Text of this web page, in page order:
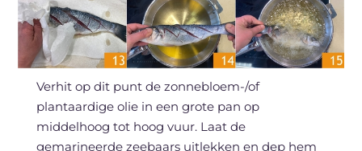
Verhit op dit punt de zonnebloem-/of
plantaardige olie in een grote pan op
middelhoog tot hoog vuur. Laat de
gemarineerde zeebaars uitlekken en dep hem